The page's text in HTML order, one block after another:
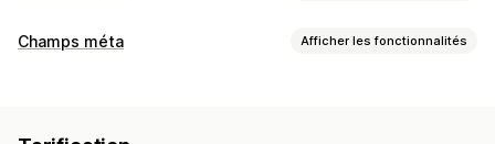
Ressources modifiables
Importation et exportation de fichiers CSV
Champs méta Afficher les fonctionnalités